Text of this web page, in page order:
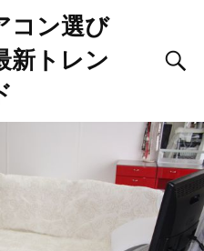
コン選び
新トレン